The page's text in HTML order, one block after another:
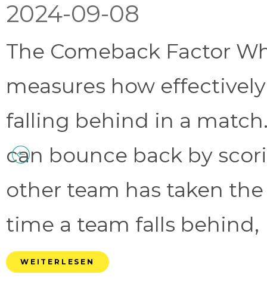
2024-09-08
The Comeback Factor
measures how
falling behind in a
can bounce back by
other team has taken
time a team falls behind,
WEITERLESEN